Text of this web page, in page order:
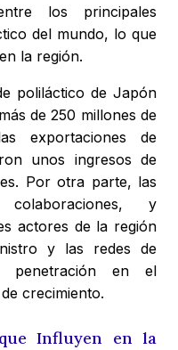
los principales
del mundo, lo que
la región.
poliláctico de Japón
de 250 millones de
exportaciones de
unos ingresos de
Por otra parte, las
colaboraciones, y
actores de la región
y las redes de
penetración en el
crecimiento.
Influyen en la